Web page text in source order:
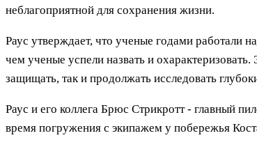
неблагоприятной для сохранения жизни.
Раус утверждает, что ученые годами работали
чем ученые успели назвать и
защищать, так и продолжать исследовать
Раус и его коллега Брюс Стрикротт - главный
время погружения с экипажем у побережья